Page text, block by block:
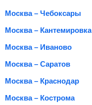
Москва – Чебоксары
Москва – Кантемировка
Москва – Иваново
Москва – Саратов
Москва – Краснодар
Москва – Кострома